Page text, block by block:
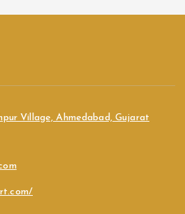
Village, Ahmedabad, Gujarat